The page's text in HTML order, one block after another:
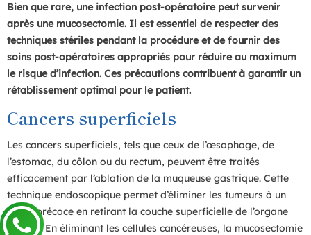
Bien que rare, une infection post-opératoire peut survenir
après une mucosectomie. Il est essentiel de respecter des
techniques stériles pendant la procédure et de fournir des
soins post-opératoires appropriés pour réduire au maximum
le risque d’infection. Ces précautions contribuent à garantir un
rétablissement optimal pour le patient.
Cancers superficiels
Les cancers superficiels, tels que ceux de l’œsophage, de
l’estomac, du côlon ou du rectum, peuvent être traités
efficacement par l’ablation de la muqueuse gastrique. Cette
technique endoscopique permet d’éliminer les tumeurs à un
stade précoce en retirant la couche superficielle de l’organe
affecté. En éliminant les cellules cancéreuses, la mucosectomie